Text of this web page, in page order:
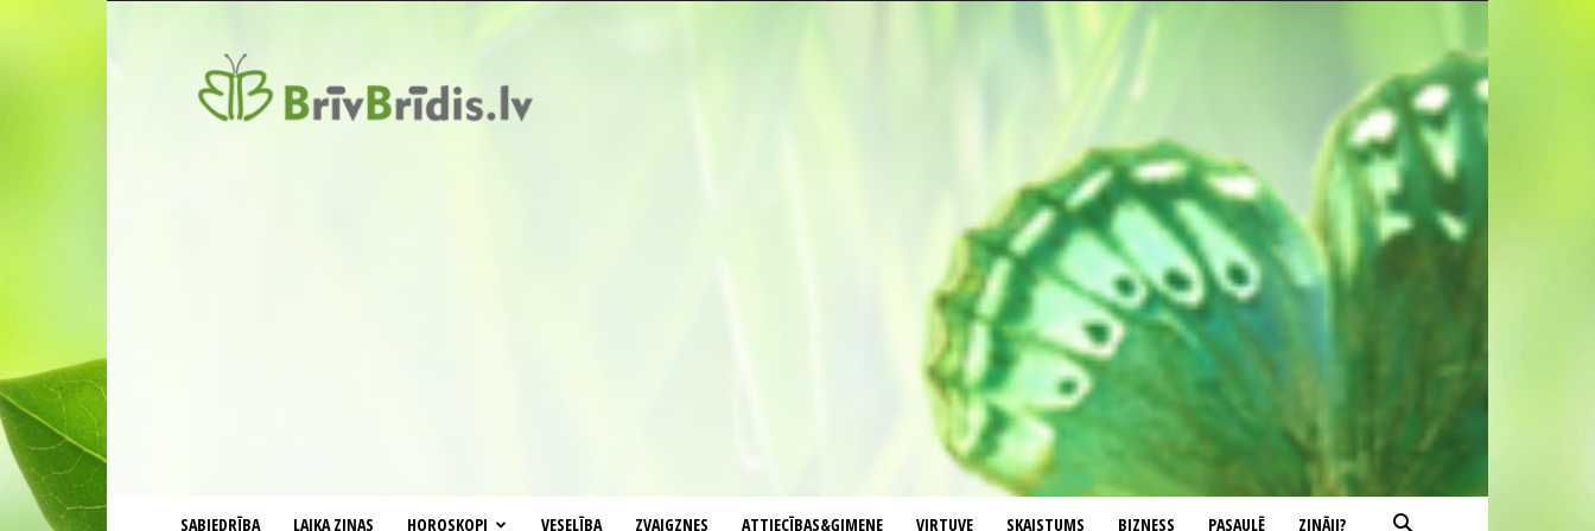
SABIEDRĪBA LAIKA ZIŅAS HOROSKOPI VESELĪBA ZVAIGZNES ATTIECĪBAS&ĢIMENE VIRTUVE SKAISTUMS BIZNESS PASAULĒ ZINĀJI?